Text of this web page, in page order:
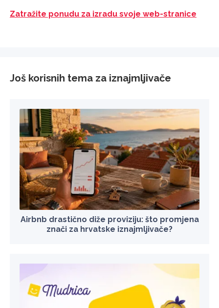
Zatražite ponudu za izradu svoje web-stranice
Još korisnih tema za iznajmljivače
Airbnb drastično diže proviziju: što promjena
znači za hrvatske iznajmljivače?